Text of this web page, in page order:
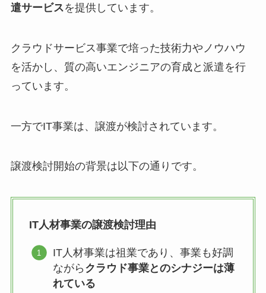
遣サービスを提供しています。
クラウドサービス事業で培った技術力やノウハウ
を活かし、質の高いエンジニアの育成と派遣を行
っています。
一方でIT事業は、譲渡が検討されています。
譲渡検討開始の背景は以下の通りです。
IT人材事業の譲渡検討理由
IT人材事業は祖業であり、事業も好調
ながら クラウド事業とのシナジーは薄
れている